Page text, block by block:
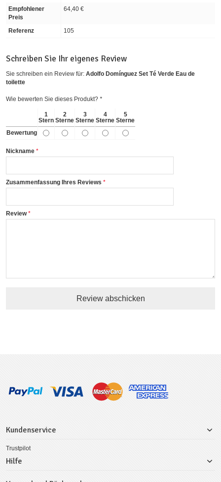
Empfohlener
Preis
64,40 €
Referenz 105
Schreiben Sie Ihr eigenes Review
Sie schreiben ein Review für: Adolfo Domínguez Set Té Verde Eau de
toilette
Wie bewerten Sie dieses Produkt? *
1
Stern
2
Sterne
3
Sterne
4
Sterne
5
Sterne
Bewertung
Nickname
Zusammenfassung Ihres Reviews
Review
Review abschicken
Kundenservice
Trustpilot
Hilfe